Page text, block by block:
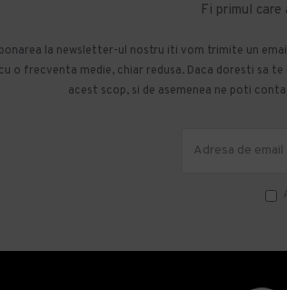
Fi primul
la newsletter-ul nostru iti vom trimite un
o frecventa medie, chiar redusa. Daca doresti sa
acest scop, si de asemenea ne poti